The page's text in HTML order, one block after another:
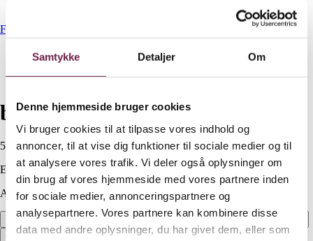
Samtykke Detaljer Om
Denne hjemmeside bruger cookies
Vi bruger cookies til at tilpasse vores indhold og
annoncer, til at vise dig funktioner til sociale medier og til
at analysere vores trafik. Vi deler også oplysninger om
din brug af vores hjemmeside med vores partnere inden
for sociale medier, annonceringspartnere og
analysepartnere. Vores partnere kan kombinere disse
data med andre oplysninger, du har givet dem, eller som
Forside
byGaard Grydesæt 6 dele
560,00DKK
Ekskl. moms
Available on backorder
byGaard Grydesæt 6 dele antal